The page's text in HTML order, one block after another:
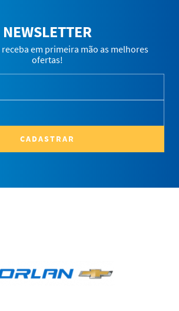
NEWSLETTER
receba em primeira mão as melhores
ofertas!
CADASTRAR